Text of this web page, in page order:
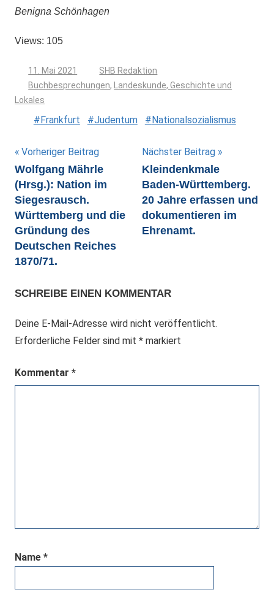
Benigna Schönhagen
Views: 105
11. Mai 2021
SHB Redaktion
Buchbesprechungen,
Landeskunde, Geschichte und
Lokales
Frankfurt Judentum Nationalsozialismus
Beitragsnavigation
Vorheriger Beitrag
Wolfgang Mährle
(Hrsg.): Nation im
Siegesrausch.
Württemberg und die
Gründung des
Deutschen Reiches
1870/71.
Nächster Beitrag
Kleindenkmale
Baden-Württemberg.
20 Jahre erfassen und
dokumentieren im
Ehrenamt.
SCHREIBE EINEN KOMMENTAR
Deine E-Mail-Adresse wird nicht veröffentlicht.
Erforderliche Felder sind mit * markiert
Kommentar *
Name *